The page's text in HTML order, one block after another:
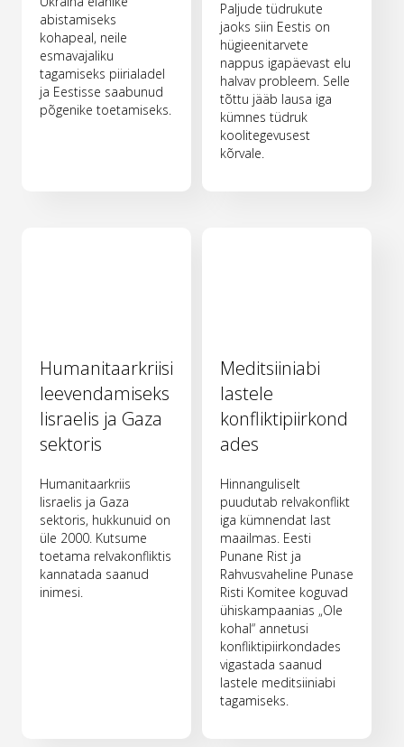
abistamiseks
kohapeal, neile
esmavajaliku
tagamiseks piirialadel
ja Eestisse saabunud
põgenike toetamiseks.
Paljude tüdrukute
jaoks siin Eestis on
hügieenitarvete
nappus igapäevast elu
halvav probleem. Selle
tõttu jääb lausa iga
kümnes tüdruk
koolitegevusest
kõrvale.
Humanitaarkriisi
leevendamiseks
Iisraelis ja Gaza
sektoris
Humanitaarkriis
Iisraelis ja Gaza
sektoris, hukkunuid on
üle 2000. Kutsume
toetama relvakonfliktis
kannatada saanud
inimesi.
Meditsiiniabi
lastele
konfliktipiirkond
ades
Hinnanguliselt
puudutab relvakonflikt
iga kümnendat last
maailmas. Eesti
Punane Rist ja
Rahvusvaheline Punase
Risti Komitee koguvad
ühiskampaanias „Ole
kohal“ annetusi
konfliktipiirkondades
vigastada saanud
lastele meditsiiniabi
tagamiseks.